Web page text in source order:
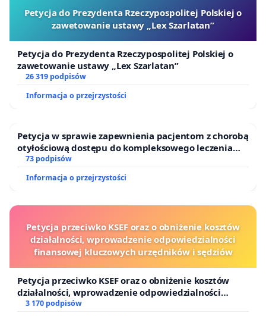
Petycja do Prezydenta Rzeczypospolitej Polskiej o
zawetowanie ustawy „Lex Szarlatan”
Petycja do Prezydenta Rzeczypospolitej Polskiej o
zawetowanie ustawy „Lex Szarlatan”
26 319 podpisów
Informacja o przejrzystości
Petycja w sprawie zapewnienia pacjentom z chorobą
otyłościową dostępu do kompleksowego leczenia
oraz programów profilaktycznych.
73 podpisów
Informacja o przejrzystości
Petycja przeciwko KSEF oraz o obniżenie kosztów
działalności, wprowadzenie odpowiedzialności
finansowej kluczowych urzędników i sędziów
Petycja przeciwko KSEF oraz o obniżenie kosztów
działalności, wprowadzenie odpowiedzialności
finansowej kluczowych urzędników i sędziów
3 170 podpisów